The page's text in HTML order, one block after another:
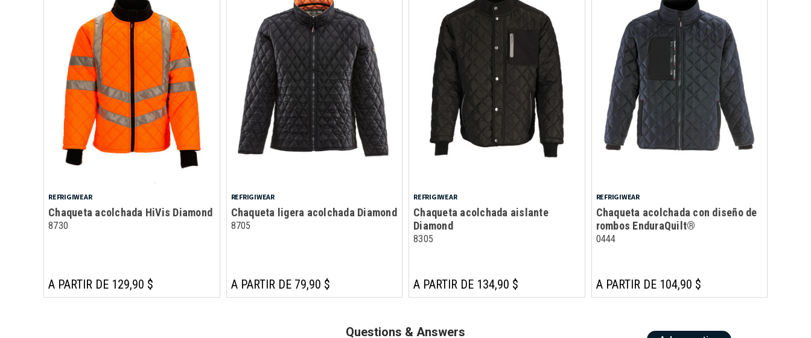
REFRIGIWEAR
Chaqueta acolchada HiVis Diamond
8730
A PARTIR DE 129,90 $
REFRIGIWEAR
Chaqueta ligera acolchada Diamond
8705
A PARTIR DE 79,90 $
REFRIGIWEAR
Chaqueta acolchada aislante
Diamond
8305
A PARTIR DE 134,90 $
REFRIGIWEAR
Chaqueta acolchada con diseño de
rombos EnduraQuilt®
0444
A PARTIR DE 104,90 $
Questions & Answers